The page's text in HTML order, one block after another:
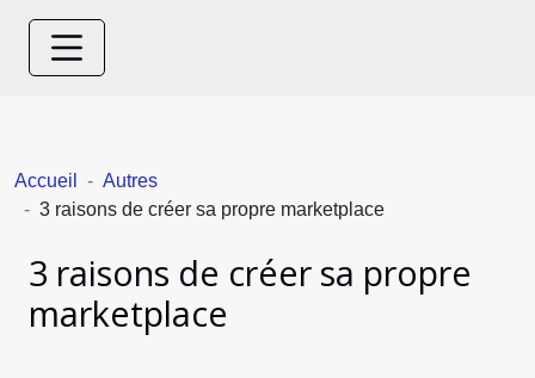
Accueil
Autres
3 raisons de créer sa propre marketplace
3 raisons de créer sa propre
marketplace